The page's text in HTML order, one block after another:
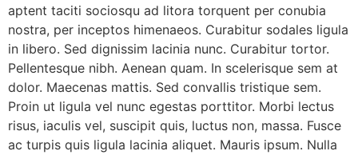
aptent taciti sociosqu ad litora torquent per conubia
nostra, per inceptos himenaeos. Curabitur sodales ligula
in libero. Sed dignissim lacinia nunc. Curabitur tortor.
Pellentesque nibh. Aenean quam. In scelerisque sem at
dolor. Maecenas mattis. Sed convallis tristique sem.
Proin ut ligula vel nunc egestas porttitor. Morbi lectus
risus, iaculis vel, suscipit quis, luctus non, massa. Fusce
ac turpis quis ligula lacinia aliquet. Mauris ipsum. Nulla